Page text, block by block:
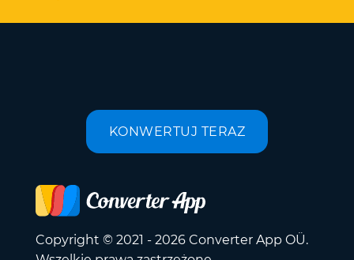
KONWERTUJ TERAZ
Copyright © 2021 - 2026 Converter App OÜ.